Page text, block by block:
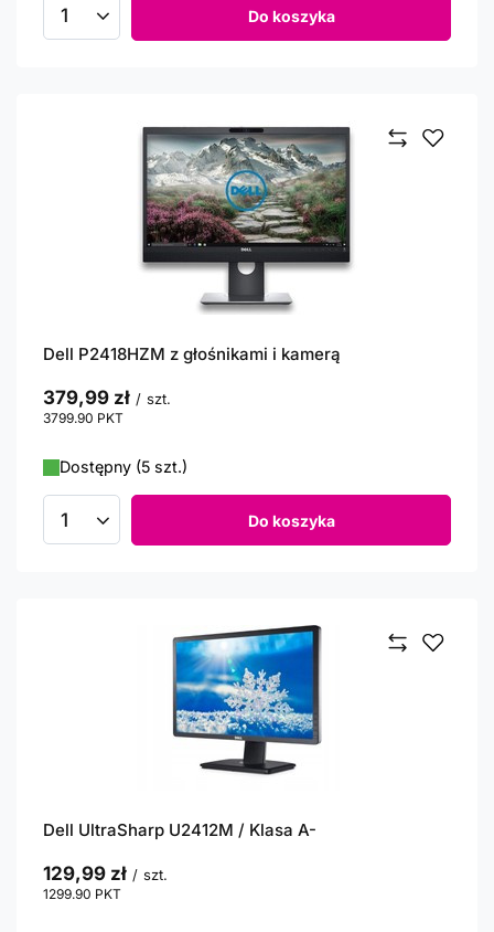
Ilość produktów Do koszyka
Dell P2418HZM z głośnikami i kamerą
379,99 zł / szt.
3799.90 PKT
Dostępny (5 szt.)
Ilość produktów Do koszyka
Dell UltraSharp U2412M / Klasa A-
129,99 zł / szt.
1299.90 PKT